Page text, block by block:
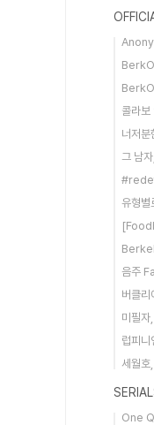
콜라보
너저
그 남
유형별
음주
버클
미필
럽피니
세월호
One